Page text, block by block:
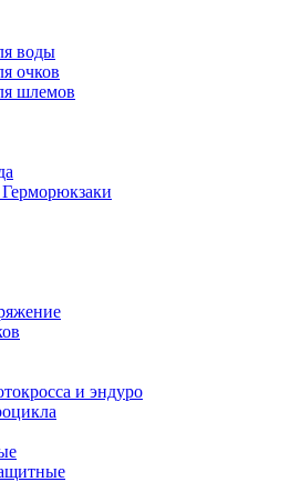
воды
очков
шлемов
и эндуро